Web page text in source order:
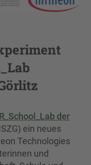
der
ein neues
Technologies
und